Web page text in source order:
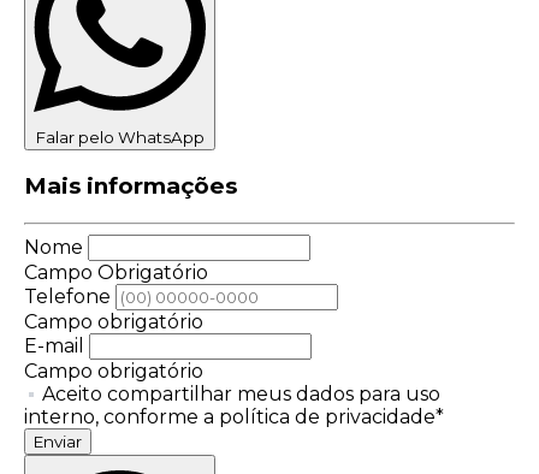
Falar pelo WhatsApp
Mais informações
Nome
Campo Obrigatório
Telefone
Campo obrigatório
E-mail
Campo obrigatório
Aceito compartilhar meus dados para uso
interno, conforme a política de privacidade*
Enviar